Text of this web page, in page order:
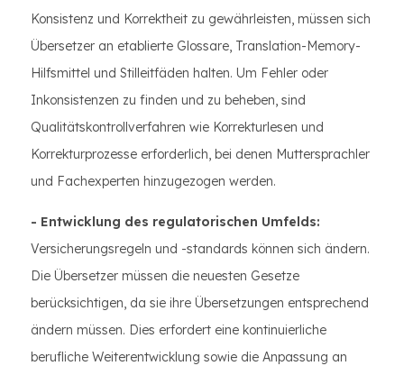
Konsistenz und Korrektheit zu gewährleisten, müssen sich
Übersetzer an etablierte Glossare, Translation-Memory-
Hilfsmittel und Stilleitfäden halten. Um Fehler oder
Inkonsistenzen zu finden und zu beheben, sind
Qualitätskontrollverfahren wie Korrekturlesen und
Korrekturprozesse erforderlich, bei denen Muttersprachler
und Fachexperten hinzugezogen werden.
- Entwicklung des regulatorischen Umfelds:
Versicherungsregeln und -standards können sich ändern.
Die Übersetzer müssen die neuesten Gesetze
berücksichtigen, da sie ihre Übersetzungen entsprechend
ändern müssen. Dies erfordert eine kontinuierliche
berufliche Weiterentwicklung sowie die Anpassung an